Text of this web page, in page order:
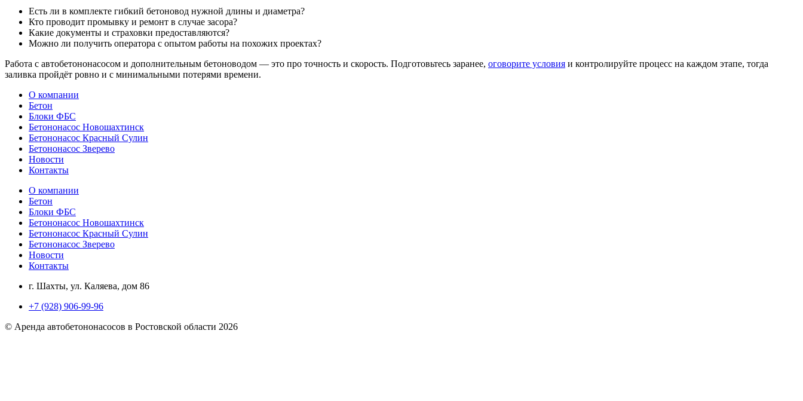
Есть ли в комплекте гибкий бетоновод нужной длины и диаметра?
Кто проводит промывку и ремонт в случае засора?
Какие документы и страховки предоставляются?
Можно ли получить оператора с опытом работы на похожих проектах?
Работа с автобетононасосом и дополнительным бетоноводом — это про точность и скорость. Подготовьтесь заранее, оговорите условия и контролируйте процесс на каждом этапе, тогда
заливка пройдёт ровно и с минимальными потерями времени.
О компании
Бетон
Блоки ФБС
Бетононасос Новошахтинск
Бетононасос Красный Сулин
Бетононасос Зверево
Новости
Контакты
О компании
Бетон
Блоки ФБС
Бетононасос Новошахтинск
Бетононасос Красный Сулин
Бетононасос Зверево
Новости
Контакты
г. Шахты, ул. Каляева, дом 86
+7 (928) 906-99-96
© Аренда автобетононасосов в Ростовской области 2026